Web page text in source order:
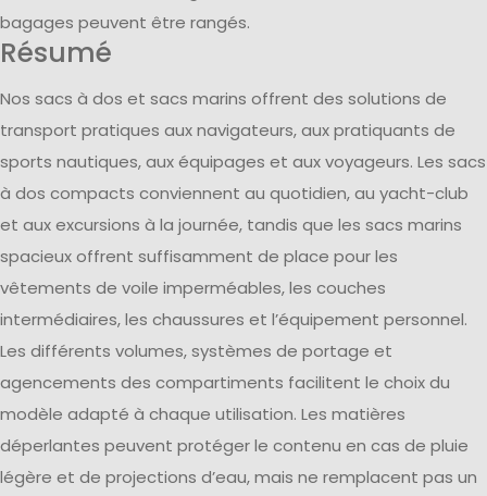
bagages peuvent être rangés.
Résumé
Nos sacs à dos et sacs marins offrent des solutions de
transport pratiques aux navigateurs, aux pratiquants de
sports nautiques, aux équipages et aux voyageurs. Les sacs
à dos compacts conviennent au quotidien, au yacht-club
et aux excursions à la journée, tandis que les sacs marins
spacieux offrent suffisamment de place pour les
vêtements de voile imperméables, les couches
intermédiaires, les chaussures et l’équipement personnel.
Les différents volumes, systèmes de portage et
agencements des compartiments facilitent le choix du
modèle adapté à chaque utilisation. Les matières
déperlantes peuvent protéger le contenu en cas de pluie
légère et de projections d’eau, mais ne remplacent pas un